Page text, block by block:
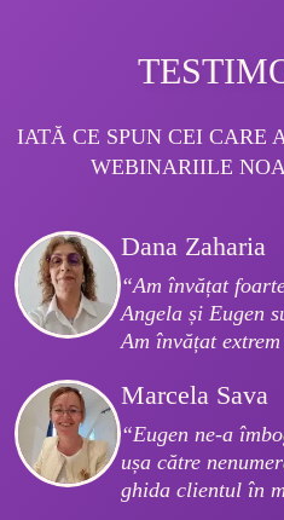
IATĂ CE SPUN CEI CARE
WEBINARIILE
Dana Zaharia
“Am învățat
Angela și Eugen
Am învățat
Marcela Sava
“Eugen ne-a
ușa către
ghida clientul în